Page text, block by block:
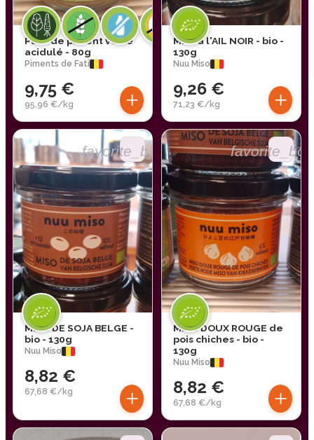
Pâte de piment verte
acidulé - 80g
Piments de Fati
9,75 €
95,96 €/kg +
Miso à l'AIL NOIR - bio -
130g
Nuu Miso
9,26 €
71,23 €/kg +
favorite_border
MISO DE SOJA BELGE -
bio - 130g
Nuu Miso
8,82 €
67,68 €/kg +
MISO DOUX ROUGE de
pois chiches - bio -
130g
Nuu Miso
8,82 €
67,68 €/kg +